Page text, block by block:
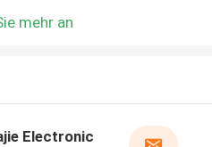
mehr an
Electronic